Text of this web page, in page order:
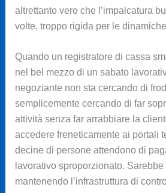
altrettanto vero che l’impalcatura
volte, troppo rigida per le
Quando un registratore di cassa
nel bel mezzo di un sabato
negoziante non sta cercando di
semplicemente cercando di far
attività senza far arrabbiare la
accedere freneticamente ai portali
decine di persone attendono di
lavorativo sproporzionato.
mantenendo l’infrastruttura di